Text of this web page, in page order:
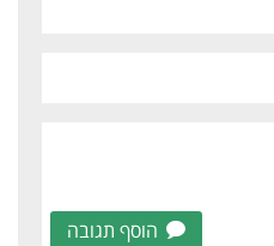
הוסף תגובה